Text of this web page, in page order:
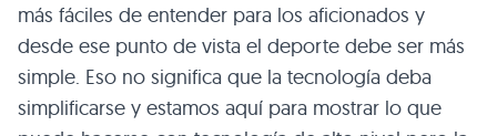
más fáciles de entender para los aficionados y
desde ese punto de vista el deporte debe ser más
simple. Eso no significa que la tecnología deba
simplificarse y estamos aquí para mostrar lo que